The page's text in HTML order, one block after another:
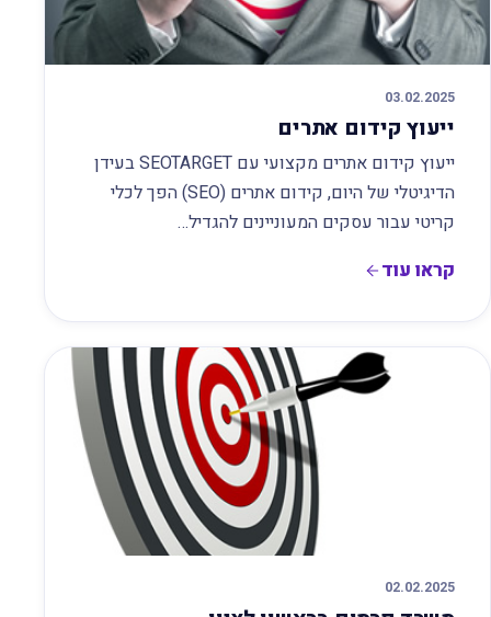
03.02.2025
ייעוץ קידום אתרים
ייעוץ קידום אתרים מקצועי עם SEOTARGET בעידן
הדיגיטלי של היום, קידום אתרים (SEO) הפך לכלי
קריטי עבור עסקים המעוניינים להגדיל…
קראו עוד
02.02.2025